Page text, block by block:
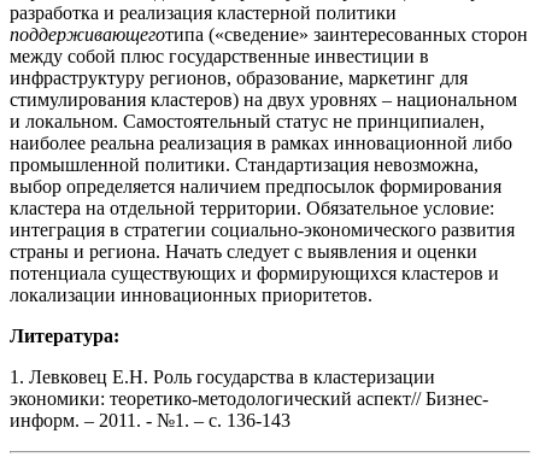
разработка и реализация кластерной политики
поддерживающеготипа («сведение» заинтересованных сторон
между собой плюс государственные инвестиции в
инфраструктуру регионов, образование, маркетинг для
стимулирования кластеров) на двух уровнях – национальном
и локальном. Самостоятельный статус не принципиален,
наиболее реальна реализация в рамках инновационной либо
промышленной политики. Стандартизация невозможна,
выбор определяется наличием предпосылок формирования
кластера на отдельной территории. Обязательное условие:
интеграция в стратегии социально-экономического развития
страны и региона. Начать следует с выявления и оценки
потенциала существующих и формирующихся кластеров и
локализации инновационных приоритетов.
Литература:
1. Левковец Е.Н. Роль государства в кластеризации
экономики: теоретико-методологический аспект// Бизнес-
информ. – 2011. - №1. – с. 136-143